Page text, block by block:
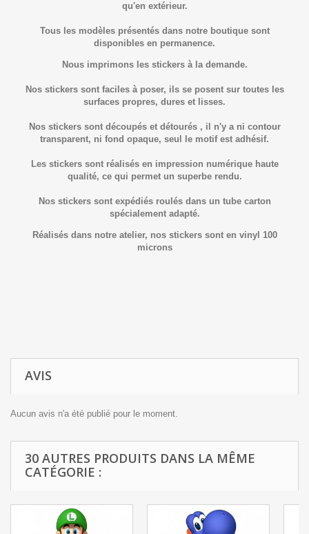
qu'en extérieur.
Tous les modèles présentés dans notre boutique sont
disponibles en permanence.
Nous imprimons les stickers à la demande.
Nos stickers sont faciles à poser, ils se posent sur toutes les
surfaces propres, dures et lisses.
Nos stickers sont découpés et détourés , il n'y a ni contour
transparent, ni fond opaque, seul le motif est adhésif.
Les stickers sont réalisés en impression numérique haute
qualité, ce qui permet un superbe rendu.
Nos stickers sont expédiés roulés dans un tube carton
spécialement adapté.
Réalisés dans notre atelier, nos stickers sont en vinyl 100
microns
AVIS
Aucun avis n'a été publié pour le moment.
30 AUTRES PRODUITS DANS LA MÊME
CATÉGORIE :